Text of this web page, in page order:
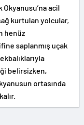
acil
kurtulan yolcular,
henüz
saplanmış uçak
belirsizken,
ortasında